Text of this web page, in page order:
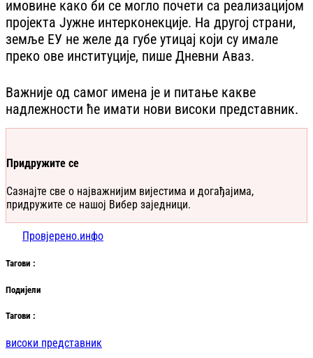
имовине како би се могло почети са реализацијом
пројекта Јужне интерконекције. На другој страни,
земље ЕУ не желе да губе утицај који су имале
преко ове институције, пише Дневни Аваз.
Важније од самог имена је и питање какве
надлежности ће имати нови високи представник.
Придружите се
Сазнајте све о најважнијим вијестима и догађајима,
придружите се нашој Вибер заједници.
Провјерено.инфо
Тагови :
Подијели
Тагови :
високи представник